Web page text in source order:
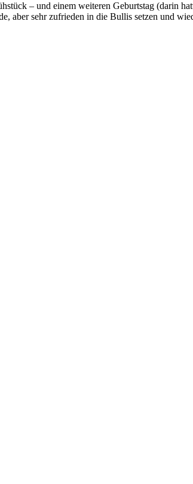
– und einem weiteren Geburtstag (darin
aber sehr zufrieden in die Bullis setzen und